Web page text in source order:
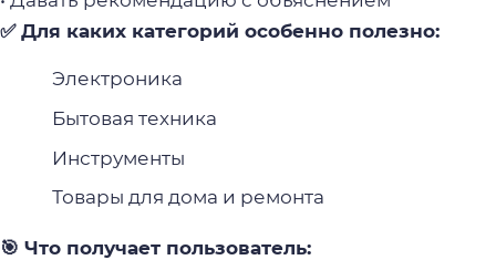
✅ Для каких категорий особенно полезно:
Электроника
Бытовая техника
Инструменты
Товары для дома и ремонта
🎯 Что получает пользователь: